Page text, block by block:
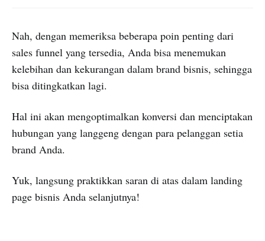
Nah, dengan memeriksa beberapa poin penting dari
sales funnel yang tersedia, Anda bisa menemukan
kelebihan dan kekurangan dalam brand bisnis, sehingga
bisa ditingkatkan lagi.
Hal ini akan mengoptimalkan konversi dan menciptakan
hubungan yang langgeng dengan para pelanggan setia
brand Anda.
Yuk, langsung praktikkan saran di atas dalam landing
page bisnis Anda selanjutnya!